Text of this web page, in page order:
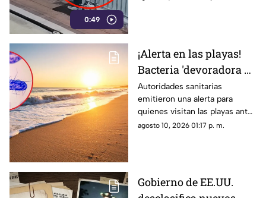
0:49
¡Alerta en las playas!
Bacteria 'devoradora de
carne' cobra vidas;
¿Dónde?
Autoridades sanitarias
emitieron una alerta para
quienes visitan las playas ante
un aumento de infecciones
agosto 10, 2026 01:17 p. m.
Gobierno de EE.UU.